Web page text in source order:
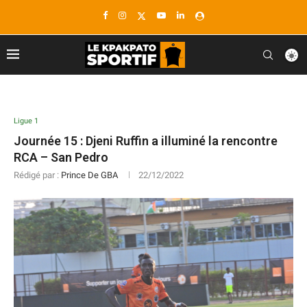
Ligue 1
Journée 15 : Djeni Ruffin a illuminé la rencontre
RCA – San Pedro
Rédigé par : Prince De GBA 22/12/2022